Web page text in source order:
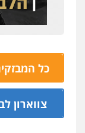
כל
נצרת: בן 28 נעצר בחשד לסחיטה באיומים מטלפון שאינו שלו
צווארון
מאסר בפועל